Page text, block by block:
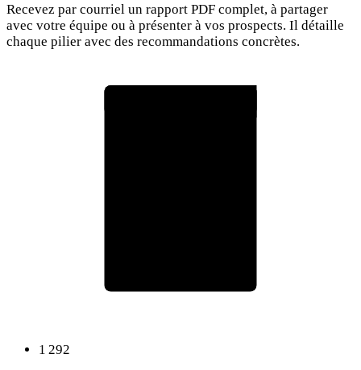
Recevez par courriel un rapport PDF complet, à partager
avec votre équipe ou à présenter à vos prospects. Il détaille
chaque pilier avec des recommandations concrètes.
1 292